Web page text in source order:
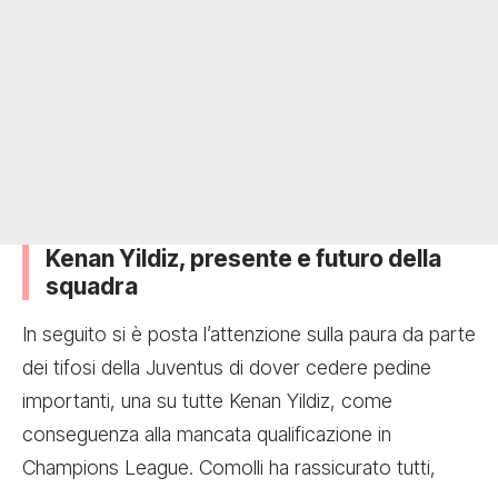
Kenan Yildiz, presente e futuro della
squadra
In seguito si è posta l’attenzione sulla paura da parte
dei tifosi della Juventus di dover cedere pedine
importanti, una su tutte Kenan Yildiz, come
conseguenza alla mancata qualificazione in
Champions League. Comolli ha rassicurato tutti,